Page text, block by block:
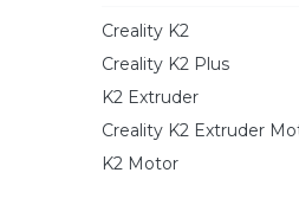
Creality K2
Creality K2 Plus
K2 Extruder
Creality K2 Extruder
K2 Motor